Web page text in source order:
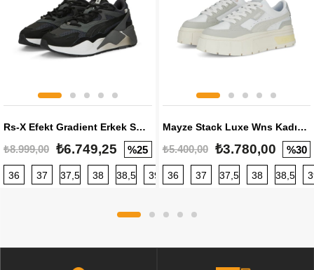
Rs-X Efekt Gradient Erkek Sneaker
₺8.999,00 ₺6.749,25 %25
36 37 37,5 38 38,5 39 40 40,5 41 42 42,5
Mayze Stack Luxe Wns Kadın Sneaker
₺5.400,00 ₺3.780,00 %30
36 37 37,5 38 38,5